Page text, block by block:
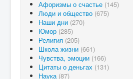
Афоризмы о счастье (145)
Люди и общество (675)
Наши дни (270)
Юмор (285)
Религия (205)
Школа жизни (661)
Чувства, эмоции (166)
Цитаты о деньгах (131)
Наука (87)